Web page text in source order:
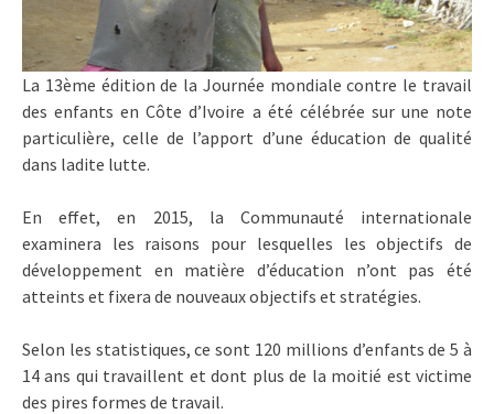
La 13ème édition de la Journée mondiale contre le travail
des enfants en Côte d’Ivoire a été célébrée sur une note
particulière, celle de l’apport d’une éducation de qualité
dans ladite lutte.
En effet, en 2015, la Communauté internationale
examinera les raisons pour lesquelles les objectifs de
développement en matière d’éducation n’ont pas été
atteints et fixera de nouveaux objectifs et stratégies.
Selon les statistiques, ce sont 120 millions d’enfants de 5 à
14 ans qui travaillent et dont plus de la moitié est victime
des pires formes de travail.